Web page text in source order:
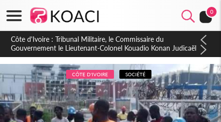
0
Burkina Faso : hausse de 75 FCFA du prix du litre du diesel à
la pompe
CÔTE D'IVOIRE SOCIÉTÉ